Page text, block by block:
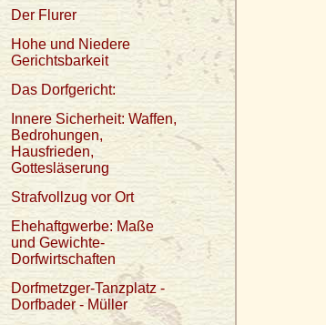
Der Flurer
Hohe und Niedere
Gerichtsbarkeit
Das Dorfgericht:
Innere Sicherheit: Waffen,
Bedrohungen,
Hausfrieden,
Gottesläserung
Strafvollzug vor Ort
Ehehaftgwerbe: Maße
und Gewichte-
Dorfwirtschaften
Dorfmetzger-Tanzplatz -
Dorfbader - Müller